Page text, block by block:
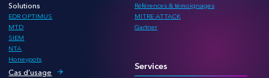
Solutions
EDR OPTIMUS
MTD
SIEM
NTA
Honeypots
Cas d’usage
Références & témoignages
MITRE ATTACK
Gartner
Services